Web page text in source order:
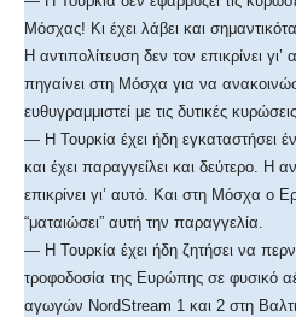
Μόσχας! Κι έχει λάβει και
Η αντιπολίτευση δεν τον επικρίνει
πηγαίνει στη Μόσχα για να
ευθυγραμμιστεί με τις δυτικές
— Η Τουρκία έχει ήδη εγκαταστήσει
και έχει παραγγείλει και δεύτερο. Η
επικρίνει γι’ αυτό. Και στη Μόσχα ο
“ματαιώσει” αυτή την παραγγελία.
— Η Τουρκία έχει ήδη ζητήσει να
τροφοδοσία της Ευρώπης σε φυσικό
αγωγών NordStream 1 και 2 στη